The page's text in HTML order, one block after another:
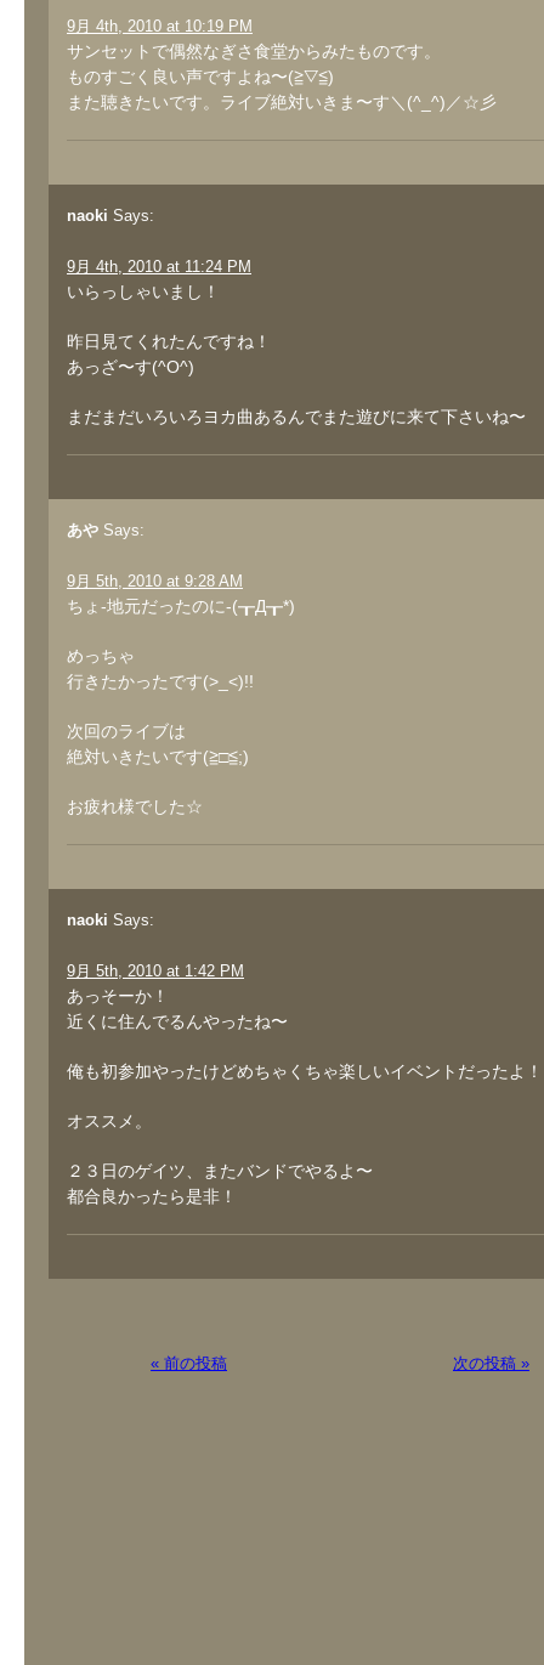
9月 4th, 2010 at 10:19 PM
サンセットで偶然なぎさ食堂からみたものです。
ものすごく良い声ですよね〜(≧▽≦)
また聴きたいです。ライブ絶対いきま〜す＼(^_^)／☆彡
naoki Says:
9月 4th, 2010 at 11:24 PM
いらっしゃいまし！
昨日見てくれたんですね！
あっざ〜す(^O^)
まだまだいろいろヨカ曲あるんでまた遊びに来て下さいね〜
あや Says:
9月 5th, 2010 at 9:28 AM
ちょ-地元だったのに-(┰Д┰*)
めっちゃ
行きたかったです(>_<)!!
次回のライブは
絶対いきたいです(≧□≦;)
お疲れ様でした☆
naoki Says:
9月 5th, 2010 at 1:42 PM
あっそーか！
近くに住んでるんやったね〜
俺も初参加やったけどめちゃくちゃ楽しいイベントだったよ！
オススメ。
２３日のゲイツ、またバンドでやるよ〜
都合良かったら是非！
« 前の投稿 次の投稿 »